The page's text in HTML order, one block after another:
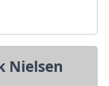
Nielsen